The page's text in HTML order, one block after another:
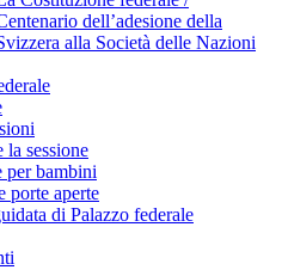
dell’adesione della
alla Società delle Nazioni
la sessione
per bambini
porte aperte
di Palazzo federale